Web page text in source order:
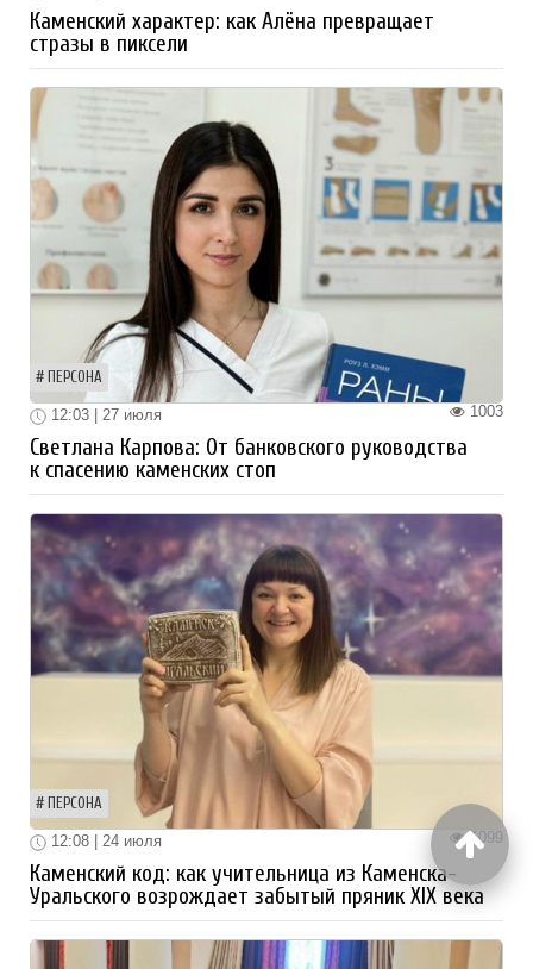
Каменский характер: как Алёна превращает
стразы в пиксели
ПЕРСОНА
1003
12:03 | 27 июля
Светлана Карпова: От банковского руководства
к спасению каменских стоп
ПЕРСОНА
1099
12:08 | 24 июля
Каменский код: как учительница из Каменска-
Уральского возрождает забытый пряник XIX века